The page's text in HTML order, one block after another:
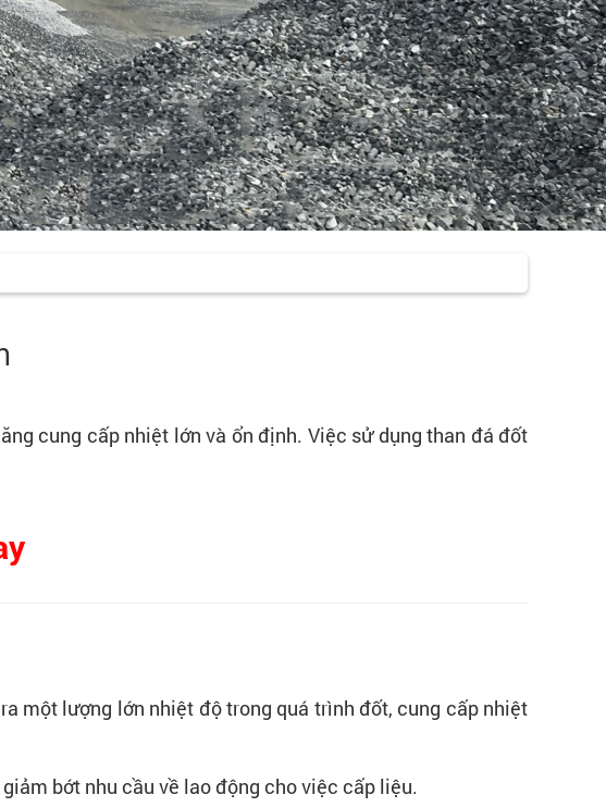
cung cấp nhiệt lớn và ổn định. Việc sử dụng than đá đốt
một lượng lớn nhiệt độ trong quá trình đốt, cung cấp nhiệt
bớt nhu cầu về lao động cho việc cấp liệu.